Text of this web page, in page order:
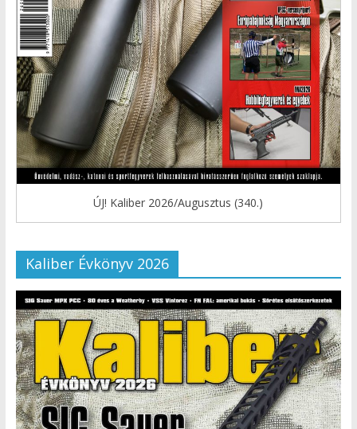
ÚJ! Kaliber 2026/Augusztus (340.)
Kaliber Évkönyv 2026